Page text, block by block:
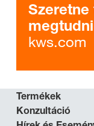
kws.com
Termékek
Konzultáció